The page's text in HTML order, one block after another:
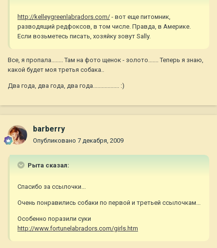
http://kelleygreenlabradors.com/ - вот еще питомник,
разводящий редфоксов, в том числе. Правда, в Америке.
Если возьметесь писать, хозяйку зовут Sally.
Все, я пропала........ Там на фото щенок - золото....... Теперь я знаю,
какой будет моя третья собака..
Два года, два года, два года.................. :)
barberry
Опубликовано 7 декабря, 2009
Рыта сказал:
Спасибо за ссылочки...
Очень понравились собаки по первой и третьей ссылочкам...
Особенно поразили суки
http://www.fortunelabradors.com/girls.htm